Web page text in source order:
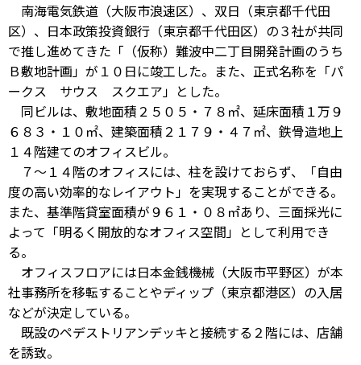
南海電気鉄道（大阪市浪速区）、双日（東京都千代田
区）、日本政策投資銀行（東京都千代田区）の３社が共同
で推し進めてきた「（仮称）難波中二丁目開発計画のうち
Ｂ敷地計画」が１０日に竣工した。また、正式名称を「パ
ークス サウス スクエア」とした。
同ビルは、敷地面積２５０５・７８㎡、延床面積１万９
６８３・１０㎡、建築面積２１７９・４７㎡、鉄骨造地上
１４階建てのオフィスビル。
７～１４階のオフィスには、柱を設けておらず、「自由
度の高い効率的なレイアウト」を実現することができる。
また、基準階貸室面積が９６１・０８㎡あり、三面採光に
よって「明るく開放的なオフィス空間」として利用でき
る。
オフィスフロアには日本金銭機械（大阪市平野区）が本
社事務所を移転することやディップ（東京都港区）の入居
などが決定している。
既設のペデストリアンデッキと接続する２階には、店舗
を誘致。